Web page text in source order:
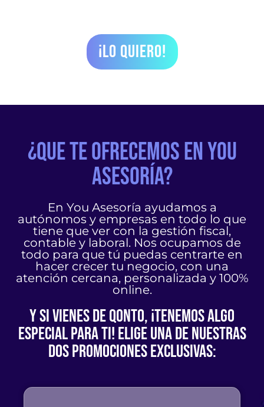
¡LO QUIERO!
¿QUE TE OFRECEMOS EN YOU
ASESORÍA?
En You Asesoría ayudamos a
autónomos y empresas en todo lo que
tiene que ver con la gestión fiscal,
contable y laboral. Nos ocupamos de
todo para que tú puedas centrarte en
hacer crecer tu negocio, con una
atención cercana, personalizada y 100%
online.
Y si vienes de Qonto, ¡tenemos algo
especial para ti! Elige una de nuestras
dos promociones exclusivas: